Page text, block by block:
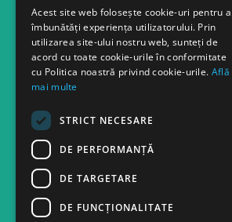
Despre noi
Blog
mail...
TRIMITE
Acest site web folosește cookie-uri pentru a
îmbunătăți experiența utilizatorului. Prin
utilizarea site-ului nostru web, sunteți de
acord cu toate cookie-urile în conformitate
cu Politica noastră privind cookie-urile. Află
mai multe
STRICT NECESARE
DE PERFORMANȚĂ
DE TARGETARE
DE FUNCŢIONALITATE